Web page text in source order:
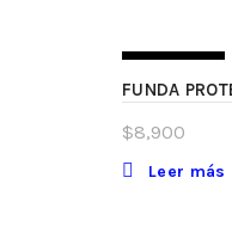
FUNDA
$8,900
Leer más